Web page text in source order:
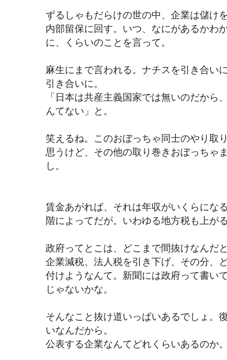
ずるしゃもだらけの世の中、企業は儲け
内部留保に回す。いつ、なにがあるかわ
に、くらいのことを言って。
麻生にまで言われる。ナチスを引き合い
引き合いに。
「日本は共産主義国家では無いのだか
んてない」と。
笑えるね。このおぼっちゃ同士のやり取
思うけど、その他の取り巻きおぼっちゃ
し。
賃金あがれば、それは年収がいくらにな
階によってだが。いわゆる地方税も上が
政府ってとこは、どこまで間抜けなんだ
企業減税、法人税を引き下げ、その分、
付けようなんて。新聞には政府って書い
じゃないかな。
そんなこと抜け道いっぱいあるでしょ。
いなんだから。
公表する企業なんてどれくらいあるのか